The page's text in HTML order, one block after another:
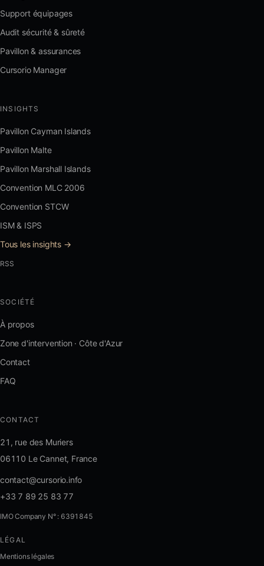
Support équipages
Audit sécurité & sûreté
Pavillon & assurances
Cursorio Manager
INSIGHTS
Pavillon Cayman Islands
Pavillon Malte
Pavillon Marshall Islands
Convention MLC 2006
Convention STCW
ISM & ISPS
Tous les insights →
RSS
SOCIÉTÉ
À propos
Zone d'intervention · Côte d'Azur
Contact
FAQ
CONTACT
21, rue des Muriers
06110 Le Cannet, France
contact@cursorio.info
+33 7 89 25 83 77
IMO Company N° : 6391845
LÉGAL
Mentions légales